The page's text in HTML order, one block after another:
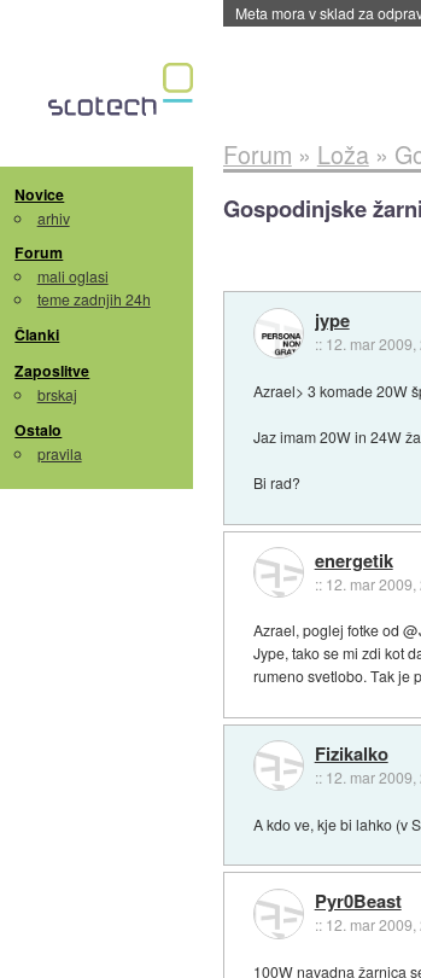
ByteDance trenira največji
Novice
arhiv
Forum
mali oglasi
teme zadnjih 24h
Članki
Zaposlitve
brskaj
Ostalo
pravila
Forum » Loža»
Gospodinjske
jype
:: 12. mar 2009,
Azrael> 3 komade 20W
Jaz imam 20W in 24W
Bi rad?
energetik
:: 12. mar 2009,
Azrael, poglej fotke od
Jype, tako se mi zdi kot
rumeno svetlobo. Tak je
Fizikalko
:: 12. mar 2009,
A kdo ve, kje bi lahko (v
Pyr0Beast
:: 12. mar 2009,
100W navadna žarnica